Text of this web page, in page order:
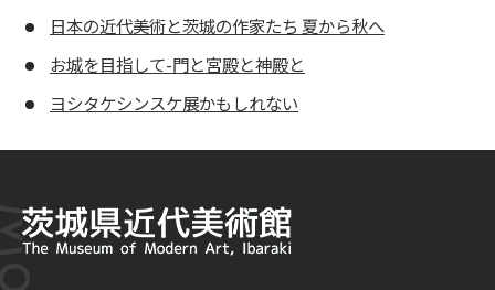
日本の近代美術と茨城の作家たち 夏から秋へ
お城を目指して-門と宮殿と神殿と
ヨシタケシンスケ展かもしれない